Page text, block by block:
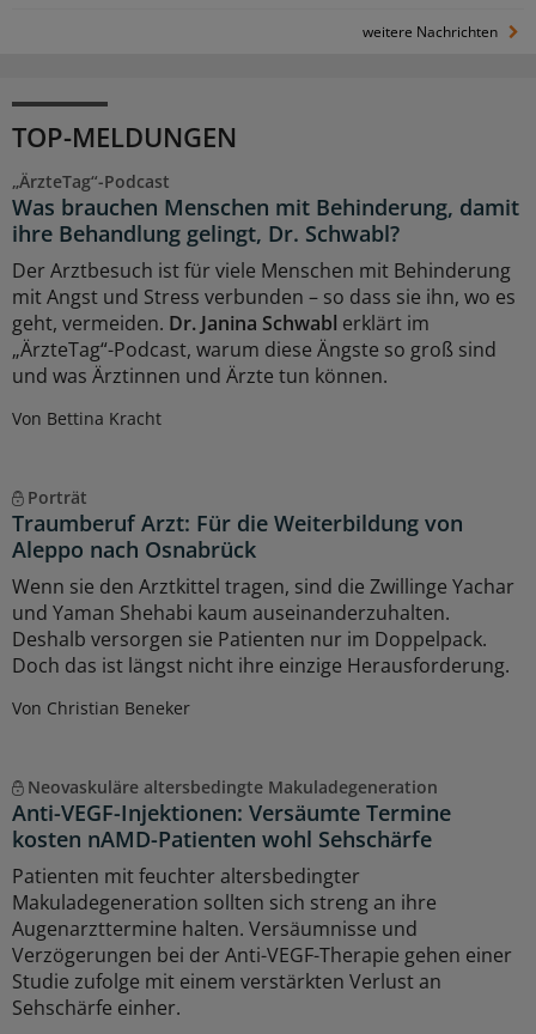
weitere Nachrichten
TOP-MELDUNGEN
„ÄrzteTag“-Podcast
Was brauchen Menschen mit Behinderung, damit
ihre Behandlung gelingt, Dr. Schwabl?
Der Arztbesuch ist für viele Menschen mit Behinderung
mit Angst und Stress verbunden – so dass sie ihn, wo es
geht, vermeiden. Dr. Janina Schwabl erklärt im
„ÄrzteTag“-Podcast, warum diese Ängste so groß sind
und was Ärztinnen und Ärzte tun können.
Von Bettina Kracht
Porträt
Traumberuf Arzt: Für die Weiterbildung von
Aleppo nach Osnabrück
Wenn sie den Arztkittel tragen, sind die Zwillinge Yachar
und Yaman Shehabi kaum auseinanderzuhalten.
Deshalb versorgen sie Patienten nur im Doppelpack.
Doch das ist längst nicht ihre einzige Herausforderung.
Von Christian Beneker
Neovaskuläre altersbedingte Makuladegeneration
Anti-VEGF-Injektionen: Versäumte Termine
kosten nAMD-Patienten wohl Sehschärfe
Patienten mit feuchter altersbedingter
Makuladegeneration sollten sich streng an ihre
Augenarzttermine halten. Versäumnisse und
Verzögerungen bei der Anti-VEGF-Therapie gehen einer
Studie zufolge mit einem verstärkten Verlust an
Sehschärfe einher.